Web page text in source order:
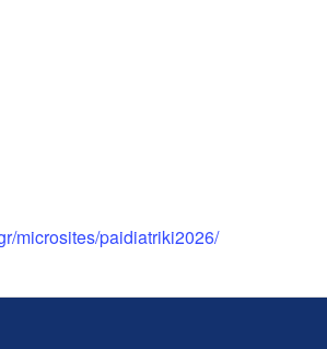
microsites/paidiatriki2026/